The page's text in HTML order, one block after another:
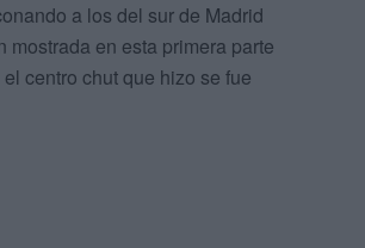
a los del sur de Madrid
en esta primera parte
centro chut que hizo se fue